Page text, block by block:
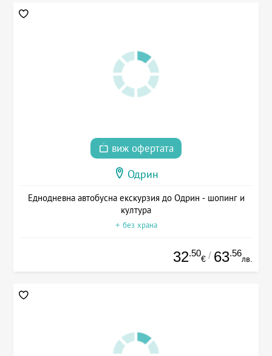
виж офертата
Одрин
Еднодневна автобусна екскурзия до Одрин - шопинг и
култура
+ без храна
32.50
€ / 63.56
лв.